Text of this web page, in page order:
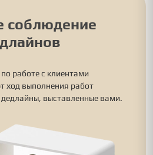
соблюдение
работе с клиентами
ход выполнения работ
выставленные вами.